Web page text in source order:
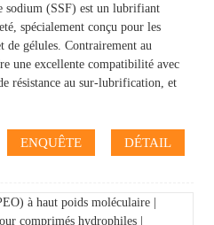
sodium (SSF) est un lubrifiant
spécialement conçu pour les
de gélules. Contrairement au
une excellente compatibilité avec
résistance au sur-lubrification, et
ENQUÊTE DÉTAIL